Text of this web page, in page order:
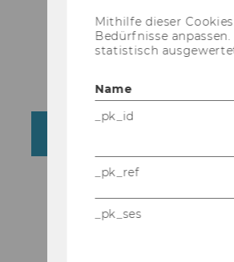
Mithilfe dieser
Bedürfnisse
statistisch
Name
_pk_id
_pk_ref
_pk_ses